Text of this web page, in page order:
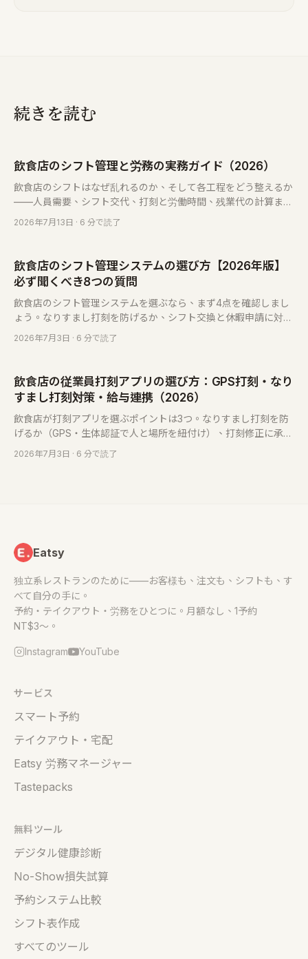
続きを読む
飲食店のシフト管理と労務の実務ガイド（2026）
飲食店のシフトはなぜ乱れるのか、そして各工程をどう整えるか
——人員需要、シフト交代、打刻と労働時間、残業代の計算ま
で。無料の計算ツールとFAQ付き。
2026年7月13日 · 6 分で読了
飲食店のシフト管理システムの選び方【2026年版】
必ず聞くべき8つの質問
飲食店のシフト管理システムを選ぶなら、まず4点を確認しまし
ょう。なりすまし打刻を防げるか、シフト交換と休暇申請に対応
するか、勤怠レポートを給与計算用に出力できるか、そして労働
法コンプライアンスの簡易チェックがあるか。機能が自店の課題
2026年7月3日 · 6 分で読了
飲食店の従業員打刻アプリの選び方：GPS打刻・なり
すまし打刻対策・給与連携（2026）
飲食店が打刻アプリを選ぶポイントは3つ。なりすまし打刻を防
げるか（GPS・生体認証で人と場所を紐付け）、打刻修正に承認
があるか、労働時間を給与へそのまま出力できるか。GPS・
QR・生体認証の違いも解説します。
2026年7月3日 · 6 分で読了
Eatsy
独立系レストランのために——お客様も、注文も、シフトも、す
べて自分の手に。
予約・テイクアウト・労務をひとつに。月額なし、1予約
NT$3〜。
Instagram YouTube
サービス
スマート予約
テイクアウト・宅配
Eatsy 労務マネージャー
Tastepacks
無料ツール
デジタル健康診断
No-Show損失試算
予約システム比較
シフト表作成
すべてのツール